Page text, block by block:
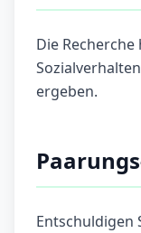
Die
ergeben.
Entschuldigen